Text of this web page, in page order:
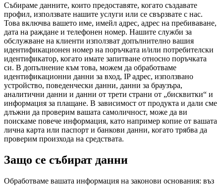
Събираме данните, които предоставяте, когато създавате
профил, използвате нашите услуги или се свързвате с нас.
Това включва вашето име, имейл адрес, адрес на пребиваване,
дата на раждане и телефонен номер. Нашите служби за
обслужване на клиенти използват допълнително вашия
идентификационен номер на поръчката и/или потребителски
идентификатор, когато имате запитване относно поръчката
си. В допълнение към това, можем да обработваме
идентификационни данни за вход, IP адрес, използвано
устройство, поведенчески данни, данни за браузъра,
аналитични данни и данни от трети страни от „бисквитки“ и
информация за плащане. В зависимост от продукта и дали сме
длъжни да проверим вашата самоличност, може да ви
поискаме повече информация, като например копие от вашата
лична карта или паспорт и банкови данни, когато трябва да
проверим произхода на средствата.
Защо се събират данни
Обработваме вашата информация на законови основания: въз